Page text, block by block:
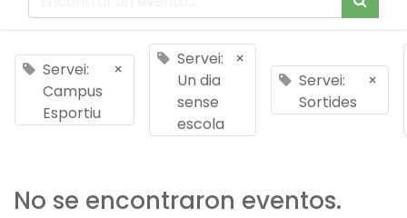
Servei:
Campus
Esportiu
×
Servei:
Un dia
sense
escola
×
Servei:
Sortides
×
No se encontraron eventos.